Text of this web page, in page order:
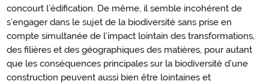
concourt l’édification. De même, il semble incohérent de
s’engager dans le sujet de la biodiversité sans prise en
compte simultanée de l’impact lointain des transformations,
des filières et des géographiques des matières, pour autant
que les conséquences principales sur la biodiversité d’une
construction peuvent aussi bien être lointaines et